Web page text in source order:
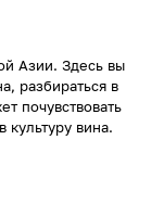
Азии. Здесь вы
разбираться в
почувствовать
культуру вина.